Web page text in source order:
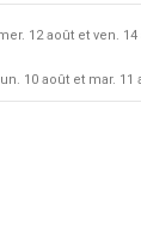
12 août et ven. 14
10 août et mar. 11